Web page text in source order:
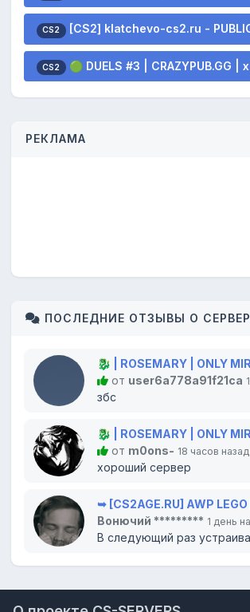
CS2 [CS2] klatchevo-cs2.ru - PUBLIC |
CS2 🟢 DUELS #3 | CRAZYPUB.GG | x2
РЕКЛАМА
ПОСЛЕДНИЕ ОТЗЫВЫ О
от user6a778a91f21ca
збс
от m0ons- 18 часов назад
хороший сервер
Вонючий ********* 1 день